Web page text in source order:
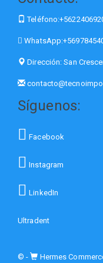
Teléfono:
WhatsApp:
Dirección:San
Síguenos:
Facebook
Instagram
LinkedIn
Ultradent
© - Hermes